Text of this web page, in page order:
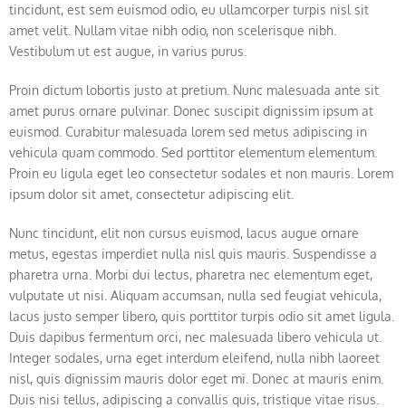
tincidunt, est sem euismod odio, eu ullamcorper turpis nisl sit
amet velit. Nullam vitae nibh odio, non scelerisque nibh.
Vestibulum ut est augue, in varius purus.
Proin dictum lobortis justo at pretium. Nunc malesuada ante sit
amet purus ornare pulvinar. Donec suscipit dignissim ipsum at
euismod. Curabitur malesuada lorem sed metus adipiscing in
vehicula quam commodo. Sed porttitor elementum elementum.
Proin eu ligula eget leo consectetur sodales et non mauris. Lorem
ipsum dolor sit amet, consectetur adipiscing elit.
Nunc tincidunt, elit non cursus euismod, lacus augue ornare
metus, egestas imperdiet nulla nisl quis mauris. Suspendisse a
pharetra urna. Morbi dui lectus, pharetra nec elementum eget,
vulputate ut nisi. Aliquam accumsan, nulla sed feugiat vehicula,
lacus justo semper libero, quis porttitor turpis odio sit amet ligula.
Duis dapibus fermentum orci, nec malesuada libero vehicula ut.
Integer sodales, urna eget interdum eleifend, nulla nibh laoreet
nisl, quis dignissim mauris dolor eget mi. Donec at mauris enim.
Duis nisi tellus, adipiscing a convallis quis, tristique vitae risus.